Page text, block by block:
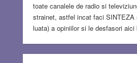
toate canalele de radio si
strainet, astfel incat faci SINTEZA
luata) a opiniilor si le desfasori aici